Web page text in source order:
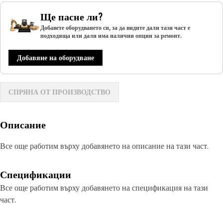
Ще пасне ли?
Добавете оборудването си, за да видите дали тази част е
подходяща или дали има налични опции за ремонт.
Добавяне на оборудване
СПРЯНА ОТ ПРОИЗВОДСТВО
Описание
Все още работим върху добавянето на описание на тази част.
Спецификации
Все още работим върху добавянето на спецификация на тази
част.